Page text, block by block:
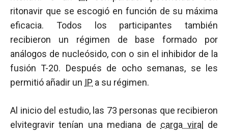
ritonavir que se escogió en función de su máxima
eficacia. Todos los participantes también
recibieron un régimen de base formado por
análogos de nucleósido, con o sin el inhibidor de la
fusión T-20. Después de ocho semanas, se les
permitió añadir un IP a su régimen.
Al inicio del estudio, las 73 personas que recibieron
elvitegravir tenían una mediana de carga viral
de